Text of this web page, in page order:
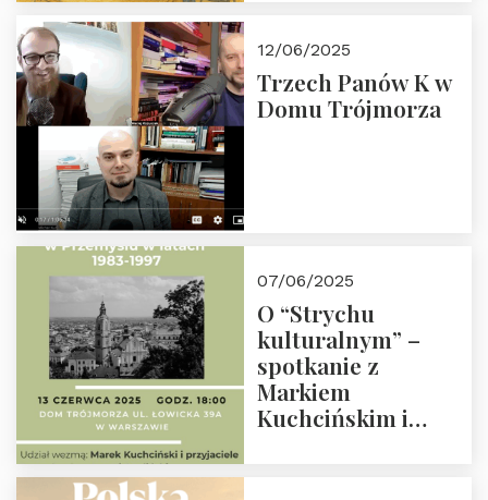
Fundacji
12/06/2025
Trzech Panów K w
Domu Trójmorza
07/06/2025
O “Strychu
kulturalnym” –
spotkanie z
Markiem
Kuchcińskim i